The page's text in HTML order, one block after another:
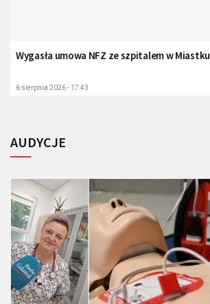
Wygasła umowa NFZ ze szpitalem w Miastku
6 sierpnia 2026 - 17:43
AUDYCJE